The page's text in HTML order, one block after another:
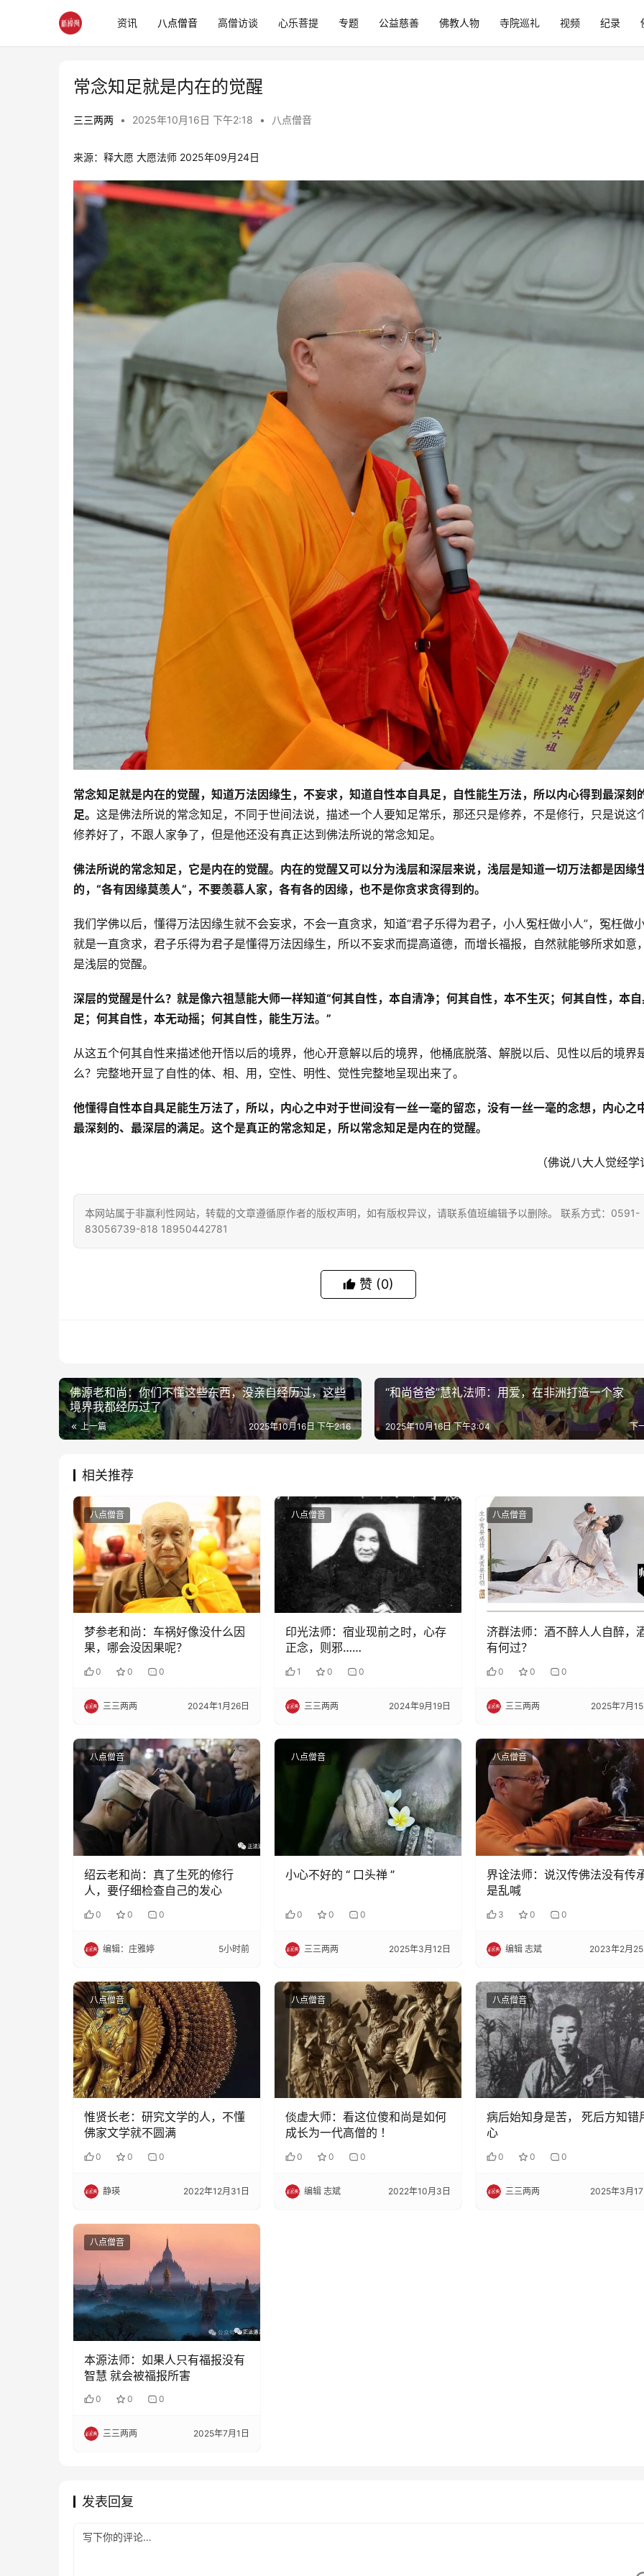
资讯 八点僧音 高僧访谈 心乐菩提 专题 公益慈善 佛教人物 寺院巡礼 视频 纪录
常念知足就是内在的觉醒
三三两两 • 2025年10月16日 下午2:18 • 八点僧音
来源：释大愿 大愿法师 2025年09月24日
常念知足就是内在的觉醒，知道万法因缘生，不妄求，知道自性本自具足，自性能生万法，所以内心得到最深刻
足。 这是佛法所说的常念知足，不同于世间法说，描述一个人要知足常乐，那还只是修养，不是修行，只是说这
修养好了，不跟人家争了，但是他还没有真正达到佛法所说的常念知足。
佛法所说的常念知足，它是内在的觉醒。 内在的觉醒又可以分为浅层和深层来说，浅层是知道一切万法都是因缘
的，“各有因缘莫羡人”，不要羡慕人家，各有各的因缘，也不是你贪求贪得到的。
我们学佛以后，懂得万法因缘生就不会妄求，不会一直贪求，知道“君子乐得为君子，小人冤枉做小人”，冤枉做
就是一直贪求，君子乐得为君子是懂得万法因缘生，所以不妄求而提高道德，而增长福报，自然就能够所求如意
是浅层的觉醒。
深层的觉醒是什么？就是像六祖慧能大师一样知道“何其自性，本自清净；何其自性，本不生灭；何其自性，本
足；何其自性，本无动摇；何其自性，能生万法。”
从这五个何其自性来描述他开悟以后的境界，他心开意解以后的境界，他桶底脱落、解脱以后、见性以后的境界
么？完整地开显了自性的体、相、用，空性、明性、觉性完整地呈现出来了。
他懂得自性本自具足能生万法了，所以，内心之中对于世间没有一丝一毫的留恋，没有一丝一毫的念想，内心之
最深刻的、最深层的满足。 这个是真正的常念知足，所以常念知足是内在的觉醒。
（佛说八大人觉经学
本网站属于非赢利性网站，转载的文章遵循原作者的版权声明，如有版权异议，请联系值班编辑予以删除。 联系方式：0591-
83056739-818 18950442781
赞 (0)
佛源老和尚：你们不懂这些东西，没亲自经历过，这些
境界我都经历过了
上一篇 2025年10月16日 下午2:16
“和尚爸爸”慧礼法师：用爱，在非洲打造一个家​​
下
2025年10月16日 下午3:04
相关推荐
八点僧音
梦参老和尚：车祸好像没什么因
果，哪会没因果呢？
0 0 0
三三两两 2024年1月26日
八点僧音
印光法师：宿业现前之时，心存
正念，则邪……
1 0 0
三三两两 2024年9月19日
八点僧音
济群法师：酒不醉人人自醉，
有何过？
0 0 0
三三两两 2025年7月
八点僧音
绍云老和尚：真了生死的修行
人，要仔细检查自己的发心
0 0 0
编辑：庄雅婷 5小时前
八点僧音
小心不好的 “ 口头禅 ”
0 0 0
三三两两 2025年3月12日
八点僧音
界诠法师：说汉传佛法没有传
是乱喊
3 0 0
编辑 志斌 2023年2月
八点僧音
惟贤长老：研究文学的人，不懂
佛家文学就不圆满
0 0 0
静瑛 2022年12月31日
八点僧音
倓虚大师：看这位傻和尚是如何
成长为一代高僧的 ！
0 0 0
编辑 志斌 2022年10月3日
八点僧音
病后始知身是苦， 死后方知错
心
0 0 0
三三两两 2025年3月
八点僧音
本源法师：如果人只有福报没有
智慧 就会被福报所害
0 0 0
三三两两 2025年7月1日
发表回复